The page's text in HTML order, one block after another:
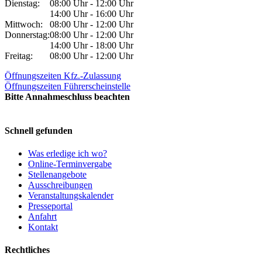
Dienstag:
08:00 Uhr - 12:00 Uhr
14:00 Uhr - 16:00 Uhr
Mittwoch:
08:00 Uhr - 12:00 Uhr
Donnerstag:08:00 Uhr - 12:00 Uhr
14:00 Uhr - 18:00 Uhr
Freitag:
08:00 Uhr - 12:00 Uhr
Öffnungszeiten Kfz.-Zulassung
Öffnungszeiten Führerscheinstelle
Bitte Annahmeschluss beachten
Schnell gefunden
Was erledige ich wo?
Online-Terminvergabe
Stellenangebote
Ausschreibungen
Veranstaltungskalender
Presseportal
Anfahrt
Kontakt
Rechtliches